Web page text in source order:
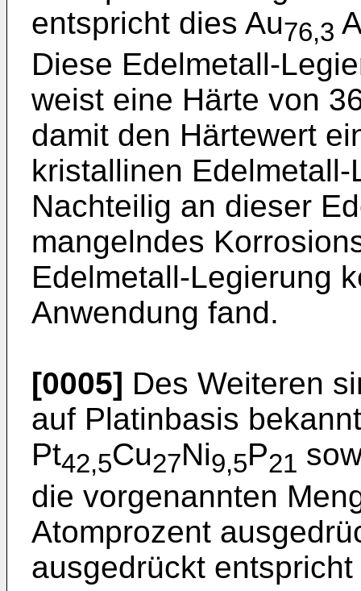
entspricht dies Au76,3
Diese Edelmetall-
weist eine Härte von
damit den Härtewert
kristallinen
Nachteilig an dieser
mangelndes
Edelmetall-Legierung
Anwendung fand.
[0005] Des Weiteren
auf Platinbasis
Pt42,5Cu27Ni9,5P21
die vorgenannten
Atomprozent
ausgedrückt